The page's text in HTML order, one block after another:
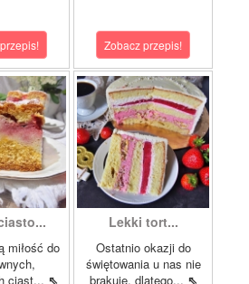
Zobacz przepis!
miłość do
ciast... ⇖
Lekki tort...
Ostatnio okazji do
świętowania u nas nie
brakuje, dlatego... ⇖